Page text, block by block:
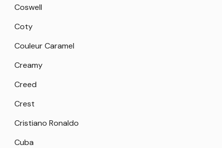
Coswell
Coty
Couleur Caramel
Creamy
Creed
Crest
Cristiano Ronaldo
Cuba